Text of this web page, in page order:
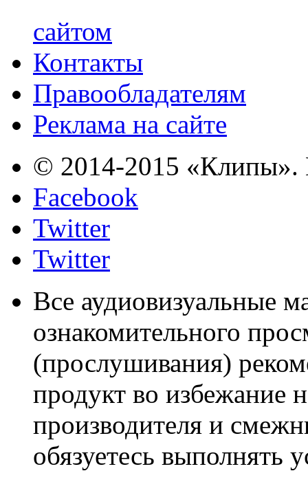
сайтом
Контакты
Правообладателям
Реклама на сайте
© 2014-2015 «Клипы».
Facebook
Twitter
Twitter
Все аудиовизуальные
ознакомительного
(прослушивания)
продукт во избежание
производителя и
обязуетесь выполнять